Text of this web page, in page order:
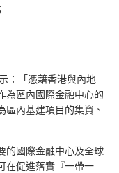
：「憑藉香港與內地
為區內國際金融中心的
區內基建項目的集資、
的國際金融中心及全球
在促進落實『一帶一